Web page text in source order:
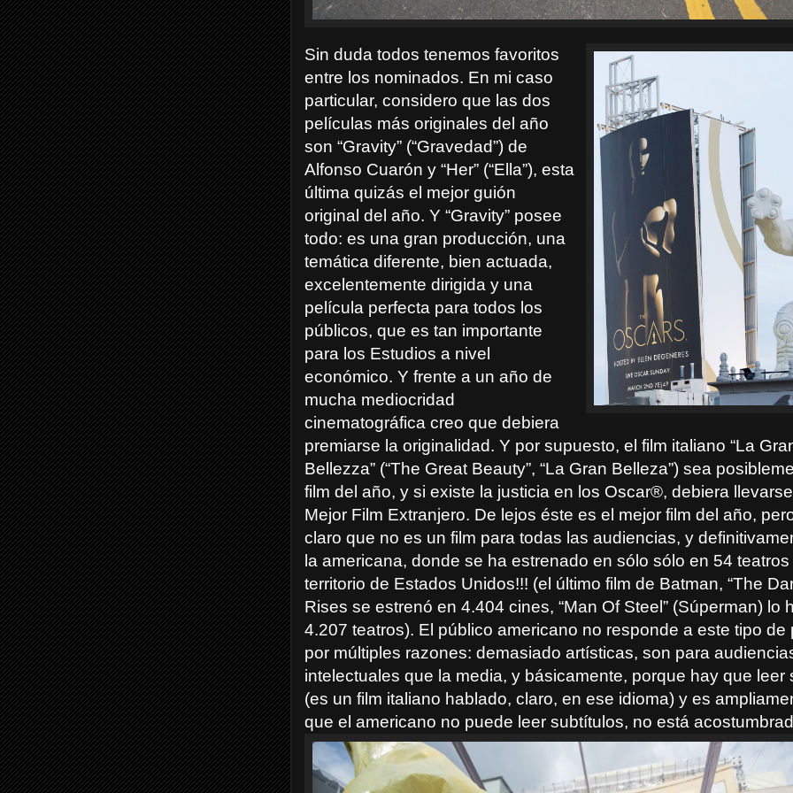
Sin duda todos tenemos favoritos
entre los nominados. En mi caso
particular, considero que las dos
películas más originales del año
son “Gravity” (“Gravedad”) de
Alfonso Cuarón y “Her” (“Ella”), esta
última quizás el mejor guión
original del año. Y “Gravity” posee
todo: es una gran producción, una
temática diferente, bien actuada,
excelentemente dirigida y una
película perfecta para todos los
públicos, que es tan importante
para los Estudios a nivel
económico. Y frente a un año de
mucha mediocridad
cinematográfica creo que debiera
premiarse la originalidad. Y por supuesto, el film italiano “La
Bellezza” (“The Great Beauty”, “La Gran Belleza”) sea
film del año, y si existe la justicia en los Oscar®, debiera
Mejor Film Extranjero. De lejos éste es el mejor film del año,
claro que no es un film para todas las audiencias, y
la americana, donde se ha estrenado en sólo sólo en 54 teatros
territorio de Estados Unidos!!! (el último film de Batman, “The
Rises se estrenó en 4.404 cines, “Man Of Steel” (Súperman) lo
4.207 teatros). El público americano no responde a este tipo de
por múltiples razones: demasiado artísticas, son para
intelectuales que la media, y básicamente, porque hay que leer
(es un film italiano hablado, claro, en ese idioma) y es
que el americano no puede leer subtítulos, no está